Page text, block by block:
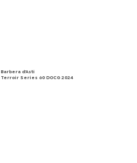
Barbera d’Asti
Terroir Series 60 DOCG 2024